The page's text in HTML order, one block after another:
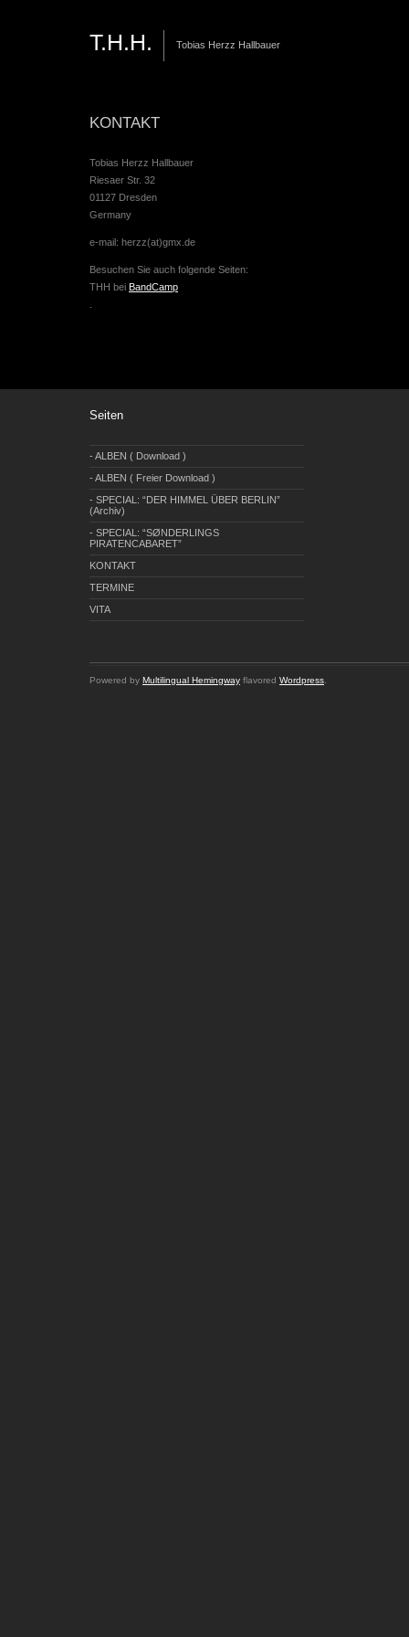
T.H.H. Tobias Herzz Hallbauer
KONTAKT
Tobias Herzz Hallbauer
Riesaer Str. 32
01127 Dresden
Germany
e-mail: herzz(at)gmx.de
Besuchen Sie auch folgende Seiten:
THH bei BandCamp
Seiten
- ALBEN ( Download )
- ALBEN ( Freier Download )
- SPECIAL: “DER HIMMEL ÜBER BERLIN”
(Archiv)
- SPECIAL: “SØNDERLINGS
PIRATENCABARET”
KONTAKT
TERMINE
VITA
Powered by Multilingual Hemingway flavored Wordpress